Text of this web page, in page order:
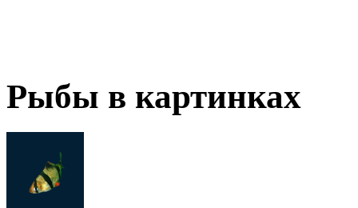
Рыбы в картинках